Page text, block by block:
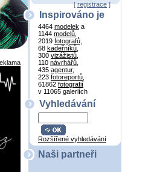
[registrace]
Inspirováno je
4464 modelek a
1144 modelů
2019 fotografů
68 kadeřníků
300 vizážistů
110 návrhářů
435 agentur,
223 fotoreportů
61862 fotografií
v 11065 galeriích
Vyhledávání
Rozšířené vyhledávání
Naši partneři